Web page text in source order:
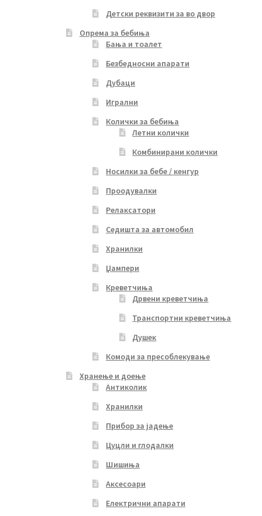
Детски реквизити за во двор
Опрема за бебиња
Бања и тоалет
Безбедносни апарати
Дубаци
Игрални
Колички за бебиња
Летни колички
Комбинирани колички
Носилки за бебе / кенгур
Проодувалки
Релаксатори
Седишта за автомобил
Хранилки
Џампери
Креветчиња
Дрвени креветчиња
Транспортни креветчиња
Душек
Комоди за пресоблекување
Хранење и доење
Антиколик
Хранилки
Прибор за јадење
Цуцли и глодалки
Шишиња
Аксесоари
Електрични апарати